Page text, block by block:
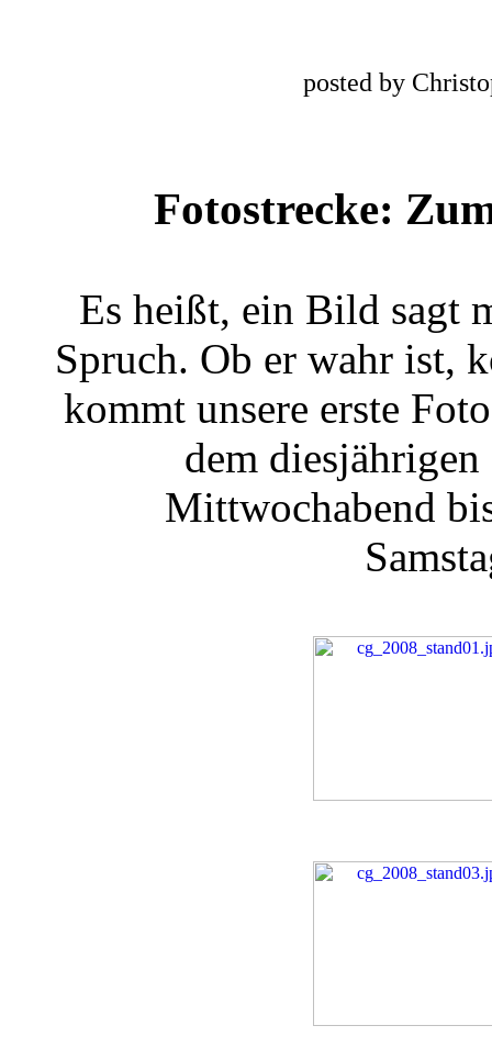
posted by
Fotostrecke:
Es heißt, ein Bild sagt
Spruch. Ob er wahr ist,
kommt unsere erste
dem
Mittwochabend